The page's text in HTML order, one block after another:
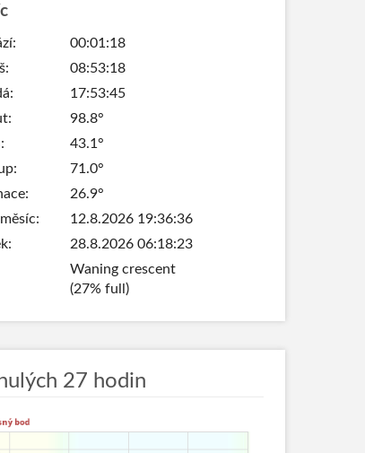
00:01:18
08:53:18
17:53:45
98.8°
43.1°
71.0°
26.9°
12.8.2026 19:36:36
28.8.2026 06:18:23
Waning crescent
(27% full)
27 hodin